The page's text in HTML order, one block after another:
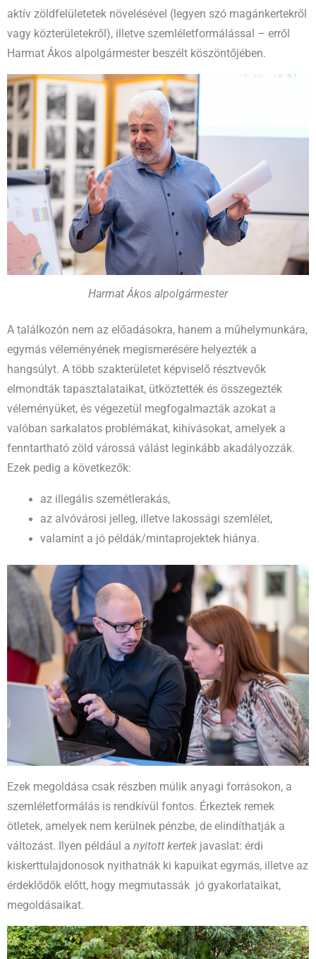
aktív zöldfelületetek növelésével (legyen szó magánkertekről
vagy közterületekről), illetve szemléletformálással – erről
Harmat Ákos alpolgármester beszélt köszöntőjében.
Harmat Ákos alpolgármester
A találkozón nem az előadásokra, hanem a műhelymunkára,
egymás véleményének megismerésére helyezték a
hangsúlyt. A több szakterületet képviselő résztvevők
elmondták tapasztalataikat, ütköztették és összegezték
véleményüket, és végezetül megfogalmazták azokat a
valóban sarkalatos problémákat, kihívásokat, amelyek a
fenntartható zöld várossá válást leginkább akadályozzák.
Ezek pedig a következők:
az illegális szemétlerakás,
az alvóvárosi jelleg, illetve lakossági szemlélet,
valamint a jó példák/mintaprojektek hiánya.
Ezek megoldása csak részben múlik anyagi forrásokon, a
szemléletformálás is rendkívül fontos. Érkeztek remek
ötletek, amelyek nem kerülnek pénzbe, de elindíthatják a
változást. Ilyen például a nyitott kertek javaslat: érdi
kiskerttulajdonosok nyithatnák ki kapuikat egymás, illetve az
érdeklődők előtt, hogy megmutassák jó gyakorlataikat,
megoldásaikat.